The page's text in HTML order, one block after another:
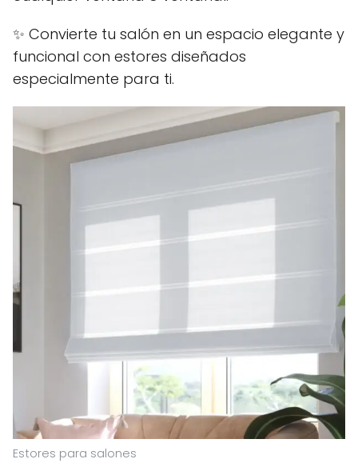
✨ Convierte tu salón en un espacio elegante y
funcional con estores diseñados
especialmente para ti.
Estores para salones